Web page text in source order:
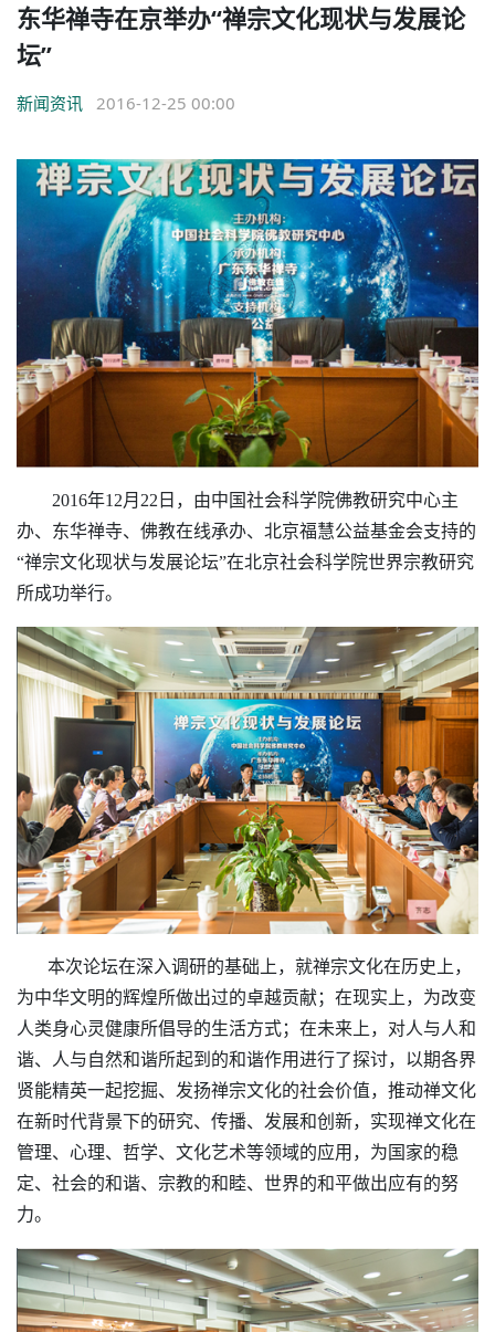
东华禅寺在京举办“禅宗文化现状与发展论
坛”
新闻资讯 2016-12-25 00:00
2016年12月22日，由中国社会科学院佛教研究中心主
办、东华禅寺、佛教在线承办、北京福慧公益基金会支持的
“禅宗文化现状与发展论坛”在北京社会科学院世界宗教研究
所成功举行。
本次论坛在深入调研的基础上，就禅宗文化在历史上，
为中华文明的辉煌所做出过的卓越贡献；在现实上，为改变
人类身心灵健康所倡导的生活方式；在未来上，对人与人和
谐、人与自然和谐所起到的和谐作用进行了探讨， 以期各界
贤能精英一起挖掘、发扬禅宗文化的社会价值，推动禅文化
在新时代背景下的研究、传播、发展和创新，实现禅文化在
管理、心理、哲学、文化艺术等领域的应用，为国家的稳
定、社会的和谐、宗教的和睦、世界的和平做出应有的努
力。